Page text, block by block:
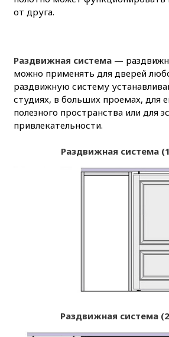
от друга.
Раздвижная система —
можно применять для дверей
раздвижную систему
студиях, в больших проемах, для
полезного пространства или для
привлекательности.
Раздвижная система
Раздвижная система